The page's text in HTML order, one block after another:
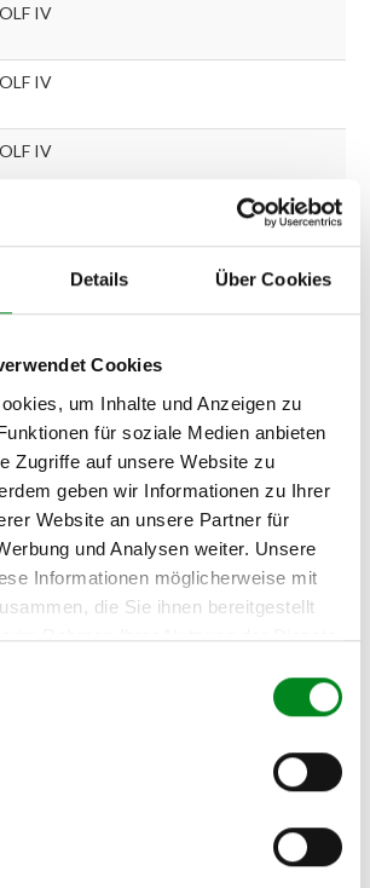
Details Über Cookies
Cookies
um Inhalte und Anzeigen zu
für soziale Medien anbieten
Zugriffe auf unsere Website zu
geben wir Informationen zu Ihrer
Website an unsere Partner für
und Analysen weiter. Unsere
Informationen möglicherweise mit
die Sie ihnen bereitgestellt
im Rahmen Ihrer Nutzung der Dienste
IV
IV
IV
IV
IV
IV
1.9 TDI
1.9 TDI
1.9